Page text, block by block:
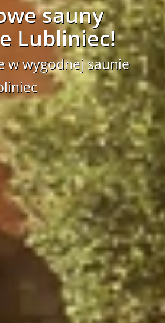
sauny
Lubliniec!
w wygodnej saunie